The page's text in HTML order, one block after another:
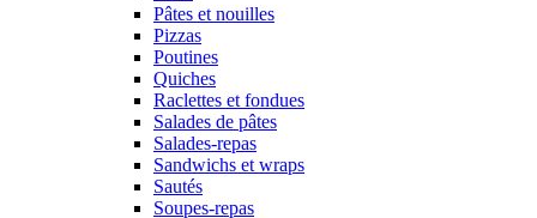
Pâtes et nouilles
Pizzas
Poutines
Quiches
Raclettes et fondues
Salades de pâtes
Salades-repas
Sandwichs et wraps
Sautés
Soupes-repas